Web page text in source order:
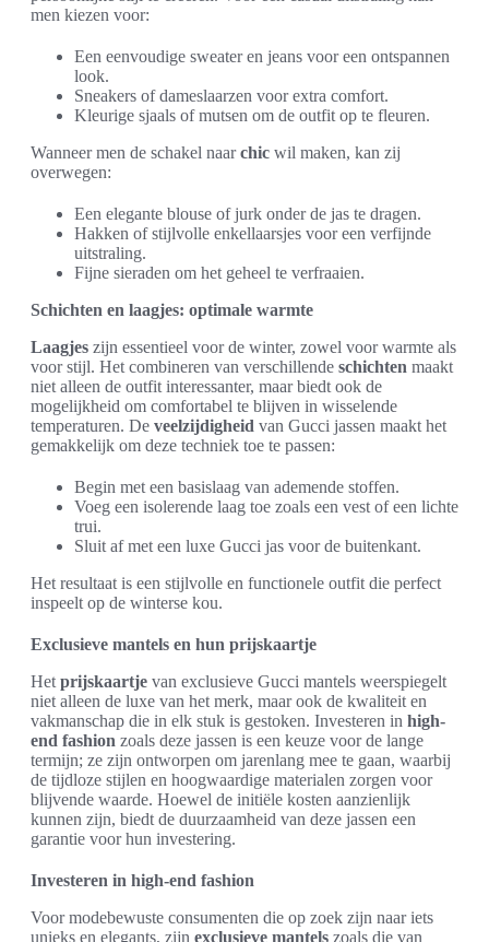
men kiezen voor:
Een eenvoudige sweater en jeans voor een ontspannen
look.
Sneakers of dameslaarzen voor extra comfort.
Kleurige sjaals of mutsen om de outfit op te fleuren.
Wanneer men de schakel naarchic wil maken, kan zij
overwegen:
Een elegante blouse of jurk onder de jas te dragen.
Hakken of stijlvolle enkellaarsjes voor een verfijnde
uitstraling.
Fijne sieraden om het geheel te verfraaien.
Schichten en laagjes: optimale warmte
Laagjes zijn essentieel voor de winter, zowel voor warmte als
voor stijl. Het combineren van verschillende schichten maakt
niet alleen de outfit interessanter, maar biedt ook de
mogelijkheid om comfortabel te blijven in wisselende
temperaturen. De veelzijdigheid van Gucci jassen maakt het
gemakkelijk om deze techniek toe te passen:
Begin met een basislaag van ademende stoffen.
Voeg een isolerende laag toe zoals een vest of een lichte
trui.
Sluit af met een luxe Gucci jas voor de buitenkant.
Het resultaat is een stijlvolle en functionele outfit die perfect
inspeelt op de winterse kou.
Exclusieve mantels en hun prijskaartje
Het prijskaartje van exclusieve Gucci mantels weerspiegelt
niet alleen de luxe van het merk, maar ook de kwaliteit en
vakmanschap die in elk stuk is gestoken. Investeren in high-
end fashion zoals deze jassen is een keuze voor de lange
termijn; ze zijn ontworpen om jarenlang mee te gaan, waarbij
de tijdloze stijlen en hoogwaardige materialen zorgen voor
blijvende waarde. Hoewel de initiële kosten aanzienlijk
kunnen zijn, biedt de duurzaamheid van deze jassen een
garantie voor hun investering.
Investeren in high-end fashion
Voor modebewuste consumenten die op zoek zijn naar iets
unieks en elegants, zijn exclusieve mantels zoals die van